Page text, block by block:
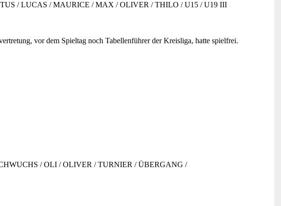
/LUCAS /MAURICE /MAX /OLIVER /THILO /U15 /U19 III
vor dem Spieltag noch Tabellenführer der Kreisliga, hatte spielfrei.
/OLI /OLIVER /TURNIER /ÜBERGANG /